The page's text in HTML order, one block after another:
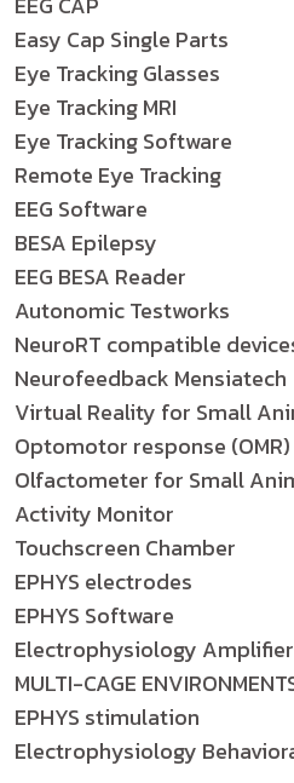
Easy Cap Single Parts
Eye Tracking Glasses
Eye Tracking MRI
Eye Tracking Software
Remote Eye Tracking
EEG Software
BESA Epilepsy
EEG BESA Reader
Autonomic Testworks
NeuroRT compatible
Neurofeedback Mensiatech
Virtual Reality for Small
Optomotor response (OMR)
Olfactometer for Small
Activity Monitor
Touchscreen Chamber
EPHYS electrodes
EPHYS Software
Electrophysiology Amplifier
MULTI-CAGE
EPHYS stimulation
Electrophysiology